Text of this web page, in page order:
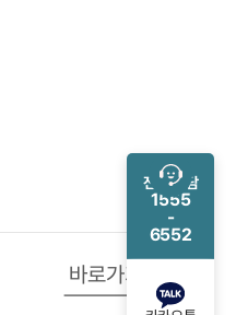
전화 상담
1555
-
6552
바로가기